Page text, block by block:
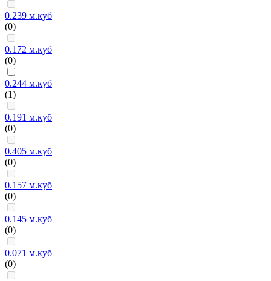
0.239 м.куб
(0)
0.172 м.куб
(0)
0.244 м.куб
(1)
0.191 м.куб
(0)
0.405 м.куб
(0)
0.157 м.куб
(0)
0.145 м.куб
(0)
0.071 м.куб
(0)